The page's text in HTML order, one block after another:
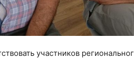
участников